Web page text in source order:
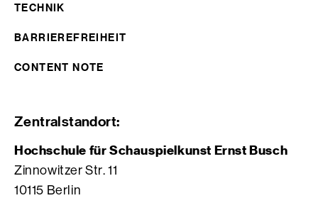
TECHNIK
BARRIEREFREIHEIT
CONTENT NOTE
Zentralstandort:
Hochschule für Schauspielkunst Ernst Busch
Zinnowitzer Str. 11
10115 Berlin